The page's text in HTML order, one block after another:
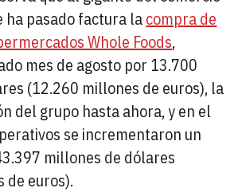
ha pasado factura lacompra de
Whole Foods,
mes de agosto por 13.700
(12.260 millones de euros), la
del grupo hasta ahora, y en el
se incrementaron un
millones de dólares
de euros).